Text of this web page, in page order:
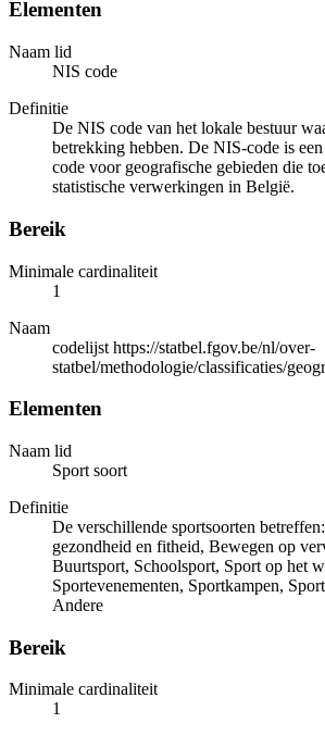
Elementen
Naam lid
NIS code
Definitie
De NIS code van het lokale bestuur
betrekking hebben. De NIS-code is
code voor geografische gebieden die
statistische verwerkingen in België.
Bereik
Minimale cardinaliteit
1
Naam
codelijst https://statbel.fgov.be/nl/over-
statbel/methodologie/classificaties/
Elementen
Naam lid
Sport soort
Definitie
De verschillende sportsoorten
gezondheid en fitheid, Bewegen op
Buurtsport, Schoolsport, Sport op het
Sportevenementen, Sportkampen,
Andere
Bereik
Minimale cardinaliteit
1